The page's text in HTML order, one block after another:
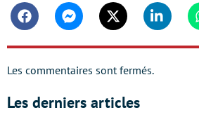
FacebookMessengerTwitter Linkedin
Les commentaires sont fermés.
Les derniers articles